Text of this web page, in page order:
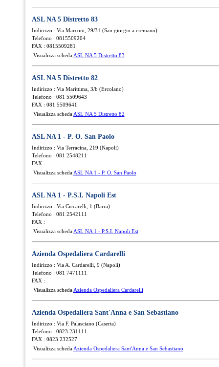
ASL NA 5 Distretto 83
Indirizzo : Via Marconi, 29/31 (San giorgio a cremano)
Telefono : 0815509204
FAX : 0815509281
Visualizza scheda ASL NA 5 Distretto 83
ASL NA 5 Distretto 82
Indirizzo : Via Marittima, 3/b (Ercolano)
Telefono : 081 5509643
FAX : 081 5509641
Visualizza scheda ASL NA 5 Distretto 82
ASL NA 1 - P. O. San Paolo
Indirizzo : Via Terracina, 219 (Napoli)
Telefono : 081 2548211
FAX :
Visualizza scheda ASL NA 1 - P. O. San Paolo
ASL NA 1 - P.S.I. Napoli Est
Indirizzo : Via Ciccarelli, 1 (Barra)
Telefono : 081 2542111
FAX :
Visualizza scheda ASL NA 1 - P.S.I. Napoli Est
Azienda Ospedaliera Cardarelli
Indirizzo : Via A. Cardarelli, 9 (Napoli)
Telefono : 081 7471111
FAX :
Visualizza scheda Azienda Ospedaliera Cardarelli
Azienda Ospedaliera Sant'Anna e San Sebastiano
Indirizzo : Via F. Palasciano (Caserta)
Telefono : 0823 231111
FAX : 0823 232527
Visualizza scheda Azienda Ospedaliera Sant'Anna e San Sebastiano